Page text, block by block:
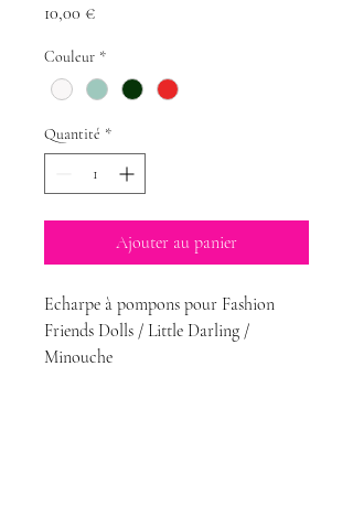
10,00 €Prix
Couleur *
Quantité *
Ajouter au panier
Echarpe à pompons pour Fashion
Friends Dolls / Little Darling /
Minouche